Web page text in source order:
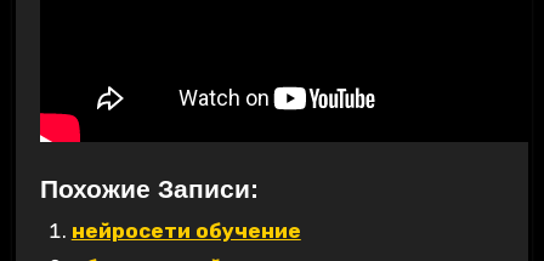
Похожие Записи:
нейросети обучение